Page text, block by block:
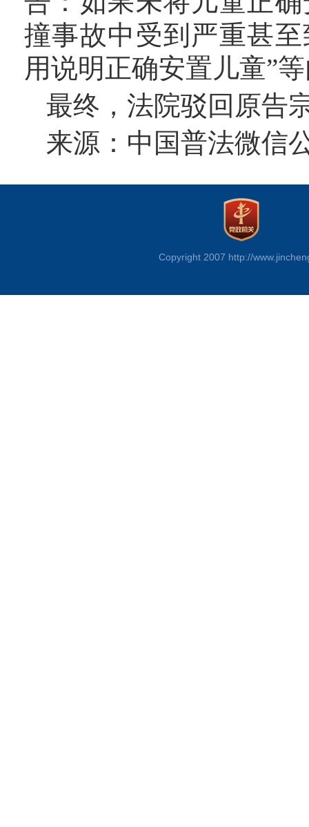
撞事故中受到严重甚
用说明正确安置儿童”
最终，法院驳回原告
来源：中国普法微信
Copyright 2007 http://